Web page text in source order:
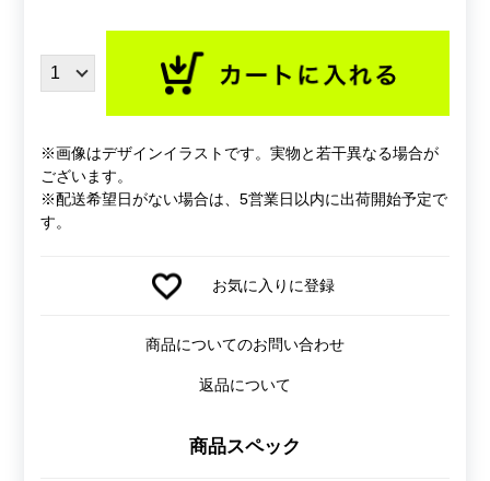
※画像はデザインイラストです。実物と若干異なる場合が
ございます。
※配送希望日がない場合は、5営業日以内に出荷開始予定で
す。
お気に入りに登録
商品についてのお問い合わせ
返品について
商品スペック